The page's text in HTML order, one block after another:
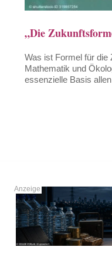
„Die
Was ist Formel für die
Mathematik und
essenzielle Basis